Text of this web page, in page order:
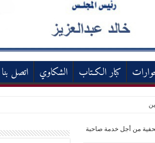
كبار الكـتاب الشكاوي اتصل بنا
من أجل خدمة صاحبة